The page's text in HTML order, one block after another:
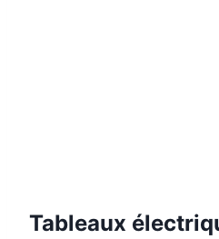
Tableaux